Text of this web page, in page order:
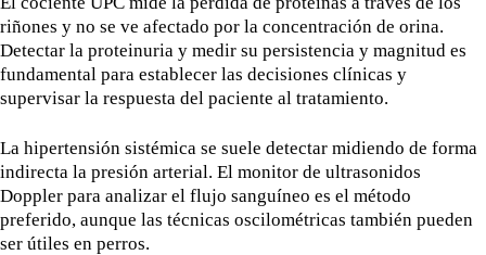
riñones y no se ve afectado por la concentración de orina.
Detectar la proteinuria y medir su persistencia y magnitud es
fundamental para establecer las decisiones clínicas y
supervisar la respuesta del paciente al tratamiento.
La hipertensión sistémica se suele detectar midiendo de forma
indirecta la presión arterial. El monitor de ultrasonidos
Doppler para analizar el flujo sanguíneo es el método
preferido, aunque las técnicas oscilométricas también pueden
ser útiles en perros.